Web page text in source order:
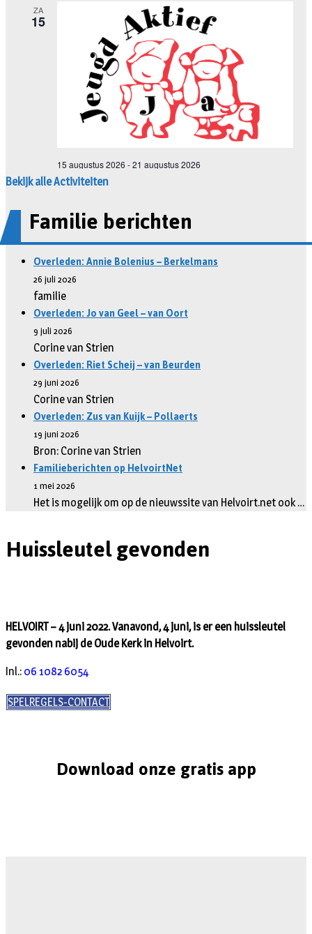
Bekijk alle Activiteiten
Familie berichten
Overleden: Annie Bolenius – Berkelmans
26 juli 2026
familie
Overleden: Jo van Geel – van Oort
9 juli 2026
Corine van Strien
Overleden: Riet Scheij – van Beurden
29 juni 2026
Corine van Strien
Overleden: Zus van Kuijk – Pollaerts
19 juni 2026
Bron: Corine van Strien
Familieberichten op HelvoirtNet
1 mei 2026
Het is mogelijk om op de nieuwssite van Helvoirt.net ook …
Huissleutel gevonden
HELVOIRT – 4 juni 2022. Vanavond, 4 juni, is er een huissleutel
gevonden nabij de Oude Kerk in Helvoirt.
Inl.: 06 1082 6054
SPELREGELS-CONTACT
Download onze gratis app